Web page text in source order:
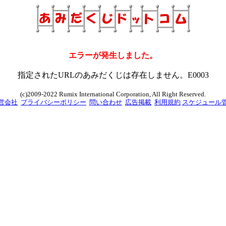
エラーが発生しました。
指定されたURLのあみだくじは存在しません。E0003
(c)2009-2022 Rumix International Corporation, All Right Reserved.
会社 プライバシーポリシー 問い合わせ 広告掲載 利用規約 スケジュール